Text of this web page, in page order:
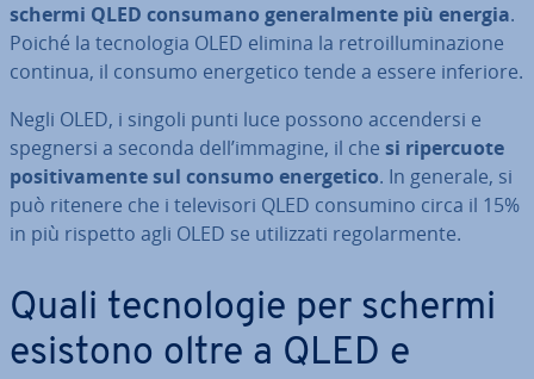
schermi QLED consumano ge­ne­ral­men­te più energia.
Poiché la tec­no­lo­gia OLED elimina la re­troil­lu­mi­na­zio­ne
continua, il consumo ener­ge­ti­co tende a essere inferiore.
Negli OLED, i singoli punti luce possono ac­cen­der­si e
spegnersi a seconda dell’immagine, il che si ri­per­cuo­te
po­si­ti­va­men­te sul consumo ener­ge­ti­co. In generale, si
può ritenere che i te­le­vi­so­ri QLED consumino circa il 15%
in più rispetto agli OLED se uti­liz­za­ti re­go­lar­men­te.
Quali tec­no­lo­gie per schermi
esistono oltre a QLED e